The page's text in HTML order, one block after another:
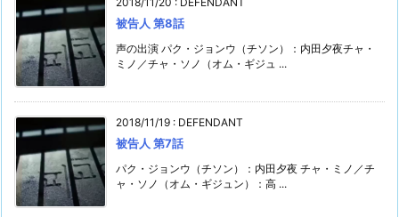
被告人 第8話
声の出演 パク・ジョンウ（チソン）：内田夕夜チャ・
ミノ／チャ・ソノ（オム・ギジュ ...
2018/11/19 : DEFENDANT
被告人 第7話
パク・ジョンウ（チソン）：内田夕夜 チャ・ミノ／チ
ャ・ソノ（オム・ギジュン）：高 ...